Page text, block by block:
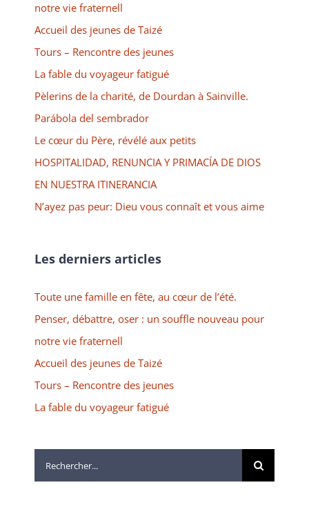
notre vie fraternell
Accueil des jeunes de Taizé
Tours – Rencontre des jeunes
La fable du voyageur fatigué
Pèlerins de la charité, de Dourdan à Sainville.
Parábola del sembrador
Le cœur du Père, révélé aux petits
HOSPITALIDAD, RENUNCIA Y PRIMACÍA DE DIOS
EN NUESTRA ITINERANCIA
N’ayez pas peur: Dieu vous connaît et vous aime
Les derniers articles
Toute une famille en fête, au cœur de l’été.
Penser, débattre, oser : un souffle nouveau pour
notre vie fraternell
Accueil des jeunes de Taizé
Tours – Rencontre des jeunes
La fable du voyageur fatigué
Rechercher: